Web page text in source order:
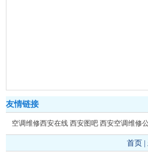
友情链接
空调维修西安在线 西安图吧 西安空调维修
首页|